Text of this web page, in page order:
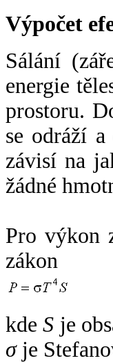
Výpočet
Sálání
energie
prostoru.
se odráží
závisí na
žádné
Pro výkon
zákon
kdeS je
σje